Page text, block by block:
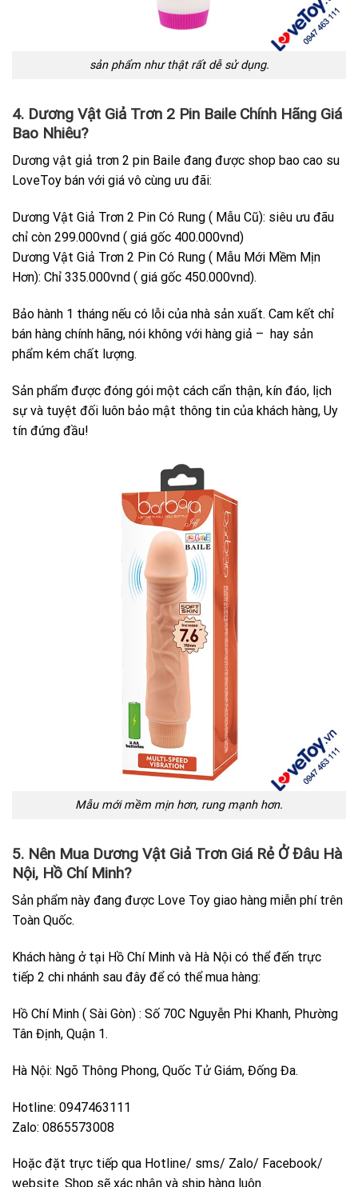
sản phẩm như thật rất dễ sử dụng.
4. Dương Vật Giả Trơn 2 Pin Baile Chính Hãng Giá
Bao Nhiêu?
Dương vật giả trơn 2 pin Baile đang được shop bao cao su
LoveToy bán với giá vô cùng ưu đãi:
Dương Vật Giả Trơn 2 Pin Có Rung ( Mẫu Cũ): siêu ưu đãu
chỉ còn 299.000vnd ( giá gốc 400.000vnd)
Dương Vật Giả Trơn 2 Pin Có Rung ( Mẫu Mới Mềm Mịn
Hơn): Chỉ 335.000vnd ( giá gốc 450.000vnd).
Bảo hành 1 tháng nếu có lỗi của nhà sản xuất. Cam kết chỉ
bán hàng chính hãng, nói không với hàng giả – hay sản
phẩm kém chất lượng.
Sản phẩm được đóng gói một cách cẩn thận, kín đáo, lịch
sự và tuyệt đối luôn bảo mật thông tin của khách hàng, Uy
tín đứng đầu!
Mẫu mới mềm mịn hơn, rung mạnh hơn.
5. Nên Mua Dương Vật Giả Trơn Giá Rẻ Ở Đâu Hà
Nội, Hồ Chí Minh?
Sản phẩm này đang được Love Toy giao hàng miễn phí trên
Toàn Quốc.
Khách hàng ở tại Hồ Chí Minh và Hà Nội có thể đến trực
tiếp 2 chi nhánh sau đây để có thể mua hàng:
Hồ Chí Minh ( Sài Gòn) : Số 70C Nguyễn Phi Khanh, Phường
Tân Định, Quận 1.
Hà Nội: Ngõ Thông Phong, Quốc Tử Giám, Đống Đa.
Hotline: 0947463111
Zalo: 0865573008
Hoặc đặt trực tiếp qua Hotline/ sms/ Zalo/ Facebook/
website. Shop sẽ xác nhận và ship hàng luôn.